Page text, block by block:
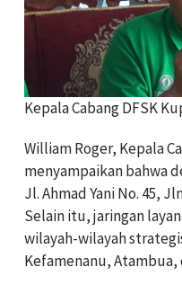
Kepala Cabang DFSK
William Roger, Kepala
menyampaikan bahwa
Jl. Ahmad Yani No. 45,
Selain itu, jaringan
wilayah-wilayah
Kefamenanu, Atambua,